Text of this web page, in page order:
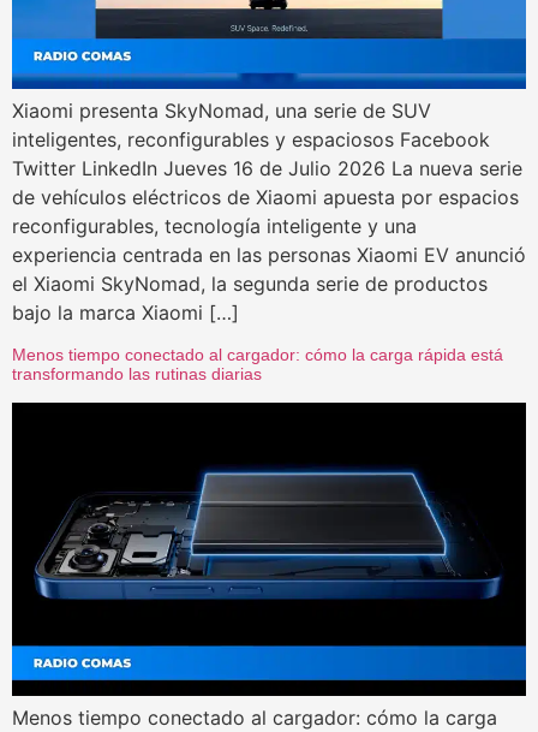
Xiaomi presenta SkyNomad, una serie de SUV
inteligentes, reconfigurables y espaciosos Facebook
Twitter LinkedIn Jueves 16 de Julio 2026 La nueva serie
de vehículos eléctricos de Xiaomi apuesta por espacios
reconfigurables, tecnología inteligente y una
experiencia centrada en las personas Xiaomi EV anunció
el Xiaomi SkyNomad, la segunda serie de productos
bajo la marca Xiaomi […]
Menos tiempo conectado al cargador: cómo la carga rápida está
transformando las rutinas diarias
Menos tiempo conectado al cargador: cómo la carga